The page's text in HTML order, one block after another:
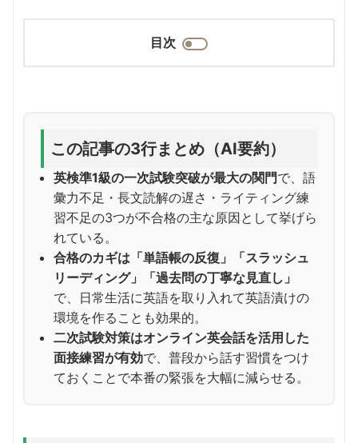
目次
この記事の3行まとめ（AI要約）
英検準1級の一次試験突破が最大の関門で、語
彙力不足・長文読解の遅さ・ライティング練
習不足の3つが不合格の主な原因として挙げら
れている。
合格のカギは「単語帳の反復」「スラッシュ
リーディング」「過去問の丁寧な見直し」
で、日常生活に英語を取り入れて英語漬けの
環境を作ることも効果的。
二次試験対策はオンライン英会話を活用した
面接練習が有効で、普段から話す習慣をつけ
ておくことで本番の緊張を大幅に減らせる。